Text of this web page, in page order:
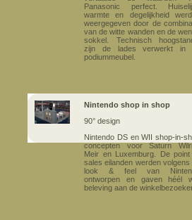
Panasonic perfect.
warmte en degelijkheid
weergegeven door de
van de witte wanden en de
sokkel. Technisch
zijn de lades verwerkt in
podiummeubel.
Nintendo shop in shop
90° design
Nintendo DS en WII shop-in-
concepten voor Saturn
Meir en Luxemburg. De
sales eilanden werden volgens
look & feel van
ontworpen en gaven héél
beleving aan de